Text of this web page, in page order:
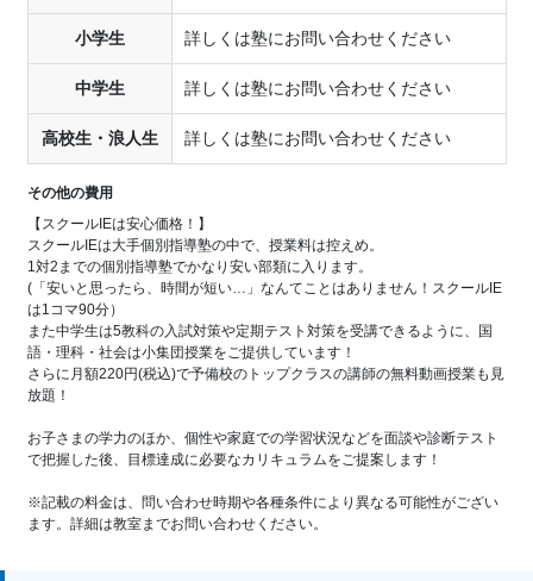
小学生 詳しくは塾にお問い合わせください
中学生 詳しくは塾にお問い合わせください
高校生・浪人生 詳しくは塾にお問い合わせください
その他の費用
【スクールIEは安心価格！】
スクールIEは大手個別指導塾の中で、授業料は控えめ。
1対2までの個別指導塾でかなり安い部類に入ります。
(「安いと思ったら、時間が短い…」なんてことはありません！スクールIE
は1コマ90分）
また中学生は5教科の入試対策や定期テスト対策を受講できるように、国
語・理科・社会は小集団授業をご提供しています！
さらに月額220円(税込)で予備校のトップクラスの講師の無料動画授業も見
放題！
お子さまの学力のほか、個性や家庭での学習状況などを面談や診断テスト
で把握した後、目標達成に必要なカリキュラムをご提案します！
※記載の料金は、問い合わせ時期や各種条件により異なる可能性がござい
ます。詳細は教室までお問い合わせください。